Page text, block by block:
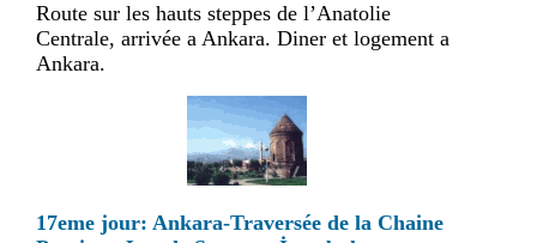
Route sur les hauts steppes de l’Anatolie
Centrale, arrivée a Ankara. Diner et logement a
Ankara.
17eme jour: Ankara-Traversée de la Chaine